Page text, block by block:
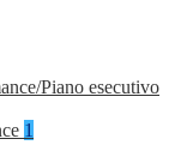
Piano esecutivo
1